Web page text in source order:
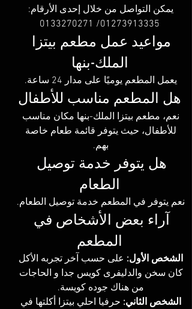
يمكن التواصل من خلال إحدى الأرقام:
01273913335/ 0133270271
مواعيد عمل مطعم بيتزا
الملك-بنها
يعمل المطعم يوميًا على مدار 24 ساعة.
هل المطعم مناسب للأطفال
نعم، مطعم بيتزا الملك-بنها مكان مناسب
للأطفال، حيث يتوفر قائمة طعام خاصة
بهم.
هل يتوفر خدمة توصيل
الطعام
نعم يتوفر في المطعم خدمة توصيل الطعام.
آراء بعض الأشخاص في
المطعم
الشخص الأول: على حسب آخر تجربه الأكل
كان سخن والدليفرى كويس جدا و الحاجات
من هناك جوده كويسة.
الشخص الثاني: حرفيا احلي بيتزا أكلتها في